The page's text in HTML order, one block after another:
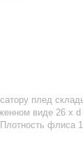
плед
виде 26 х
флиса